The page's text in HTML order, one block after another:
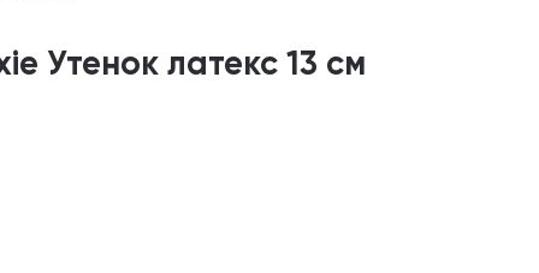
Утенок латекс 13 см